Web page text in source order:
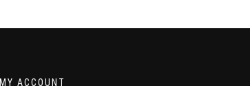
MY ACCOUNT